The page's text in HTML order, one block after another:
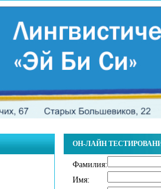
ОН-ЛАЙН
Фамилия:
Имя: